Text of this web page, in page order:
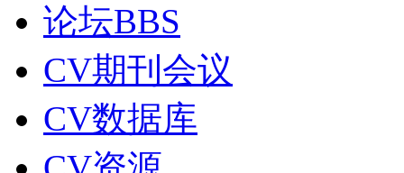
论坛BBS
CV期刊会议
CV数据库